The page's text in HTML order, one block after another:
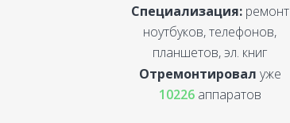
Специализация:ремонт
ноутбуков, телефонов,
планшетов, эл. книг
Отремонтировал уже
10226аппаратов